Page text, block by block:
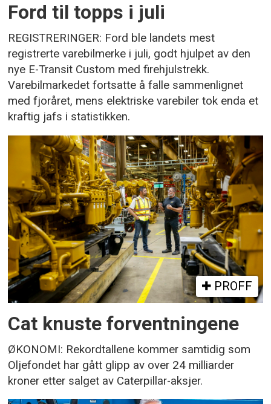
Ford til topps i juli
REGISTRERINGER: Ford ble landets mest
registrerte varebilmerke i juli, godt hjulpet av den
nye E-Transit Custom med firehjulstrekk.
Varebilmarkedet fortsatte å falle sammenlignet
med fjoråret, mens elektriske varebiler tok enda et
kraftig jafs i statistikken.
PROFF
Cat knuste forventningene
ØKONOMI: Rekordtallene kommer samtidig som
Oljefondet har gått glipp av over 24 milliarder
kroner etter salget av Caterpillar-aksjer.